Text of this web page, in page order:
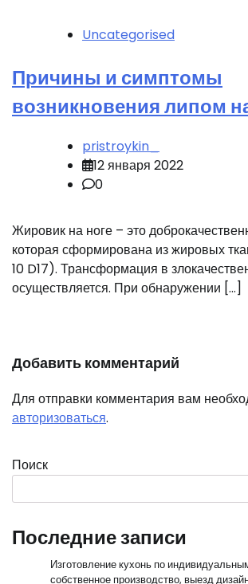
Uncategorised
Причины и симптомы
возникновения липом
pristroykin_
12 января 2022
0
Жировик на ноге – это
которая сформирована из жировых
10 D17). Трансформация в
осуществляется. При обнаружении […]
Добавить комментарий
Для отправки комментария вам
авторизоваться.
Поиск
Последние записи
Изготовление кухонь по
собственное производство, выезд